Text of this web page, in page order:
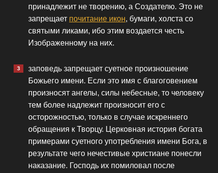
принадлежит не творению, а Создателю. Это не
запрещает почитание икон, бумаги, холста со
святыми ликами, ибо этим воздается честь
Изображенному на них.
заповедь запрещает суетное произношение
Божьего имени. Если это имя с благоговением
произносят ангелы, силы небесные, то человеку
тем более надлежит произносит его с
осторожностью, только в случае искреннего
обращения к Творцу. Церковная история богата
примерами суетного употребления имени Бога, в
результате чего нечестивые христиане понесли
наказание. Господь их помиловал после